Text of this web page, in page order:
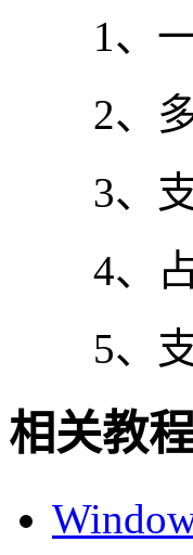
1、一
2、多
3、支
4、占
5、支
相关教